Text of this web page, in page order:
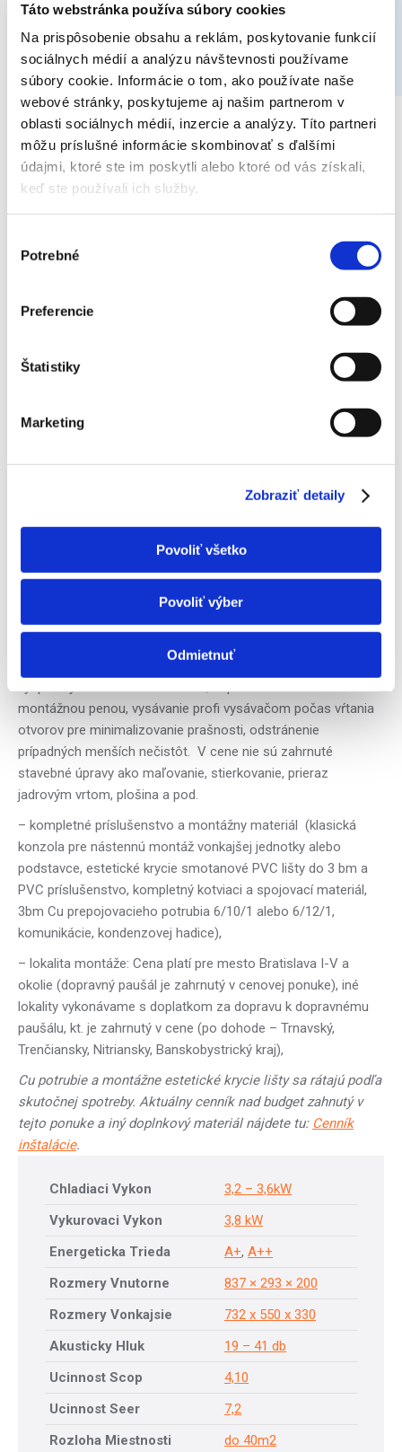
Táto webstránka používa súbory cookies
Na prispôsobenie obsahu a reklám, poskytovanie funkcií
sociálnych médií a analýzu návštevnosti používame
súbory cookie. Informácie o tom, ako používate naše
webové stránky, poskytujeme aj našim partnerom v
oblasti sociálnych médií, inzercie a analýzy. Títo partneri
môžu príslušné informácie skombinovať s ďalšími
údajmi, ktoré ste im poskytli alebo ktoré od vás získali,
keď ste používali ich služby.
súhlasu
Potrebné
Preferencie
Štatistiky
Marketing
Zobraziť detaily
Povoliť všetko
Povoliť výber
Odmietnuť
Jednotka umožňuje samostatný režim odvlhčovania
vzduchu v miestnosti pre maximálny pocit pohodlia (napr.
pri častom sušení prádla v bytoch). Vlhkosť v miestnosti
sa zníži bez vplyvu na vnútornú teplotu v miestnosti.
Ďalšie doplnkové funkcie:
Záručná doba 3 roky (s možnosťou predĺženia)
Nastaviteľný rozsah ohrevu 8-30 °C
Vyhrievaný rám vonkajšej jednotky
Časovač, autoreštart a autodiagnostika
Dálkový ovladač YAA1FB18 (WiFi)
zariadenia a materiálu vrátane elektrického dopojenia na
najbližšiu elektrickú zásuvku – 1x štandardný prieraz do steny
(vrátane vákuovania, tlakovej skúšky, spustenia zariadenia do
prevádzky, skúšky funkčnosti, zaučenia základnej obsluhy,
montážneho/záručného listu). Samozrejmosťou sú drobné
montážnou penou, vysávanie profi vysávačom počas vŕtania
otvorov pre minimalizovanie prašnosti, odstránenie
prípadných menších nečistôt. V cene nie sú zahrnuté
stavebné úpravy ako maľovanie, stierkovanie, prieraz
jadrovým vrtom, plošina a pod.
– kompletné príslušenstvo a montážny materiál (klasická
konzola pre nástennú montáž vonkajšej jednotky alebo
podstavce, estetické krycie smotanové PVC lišty do 3 bm a
PVC príslušenstvo, kompletný kotviaci a spojovací materiál,
3bm Cu prepojovacieho potrubia 6/10/1 alebo 6/12/1,
komunikácie, kondenzovej hadice),
– lokalita montáže: Cena platí pre mesto Bratislava I-V a
okolie (dopravný paušál je zahrnutý v cenovej ponuke), iné
lokality vykonávame s doplatkom za dopravu k dopravnému
paušálu, kt. je zahrnutý v cene (po dohode – Trnavský,
Trenčiansky, Nitriansky, Banskobystrický kraj),
Cu potrubie a montážne estetické krycie lišty sa rátajú podľa
skutočnej spotreby. Aktuálny cenník nad budget zahnutý v
tejto ponuke a iný doplnkový materiál nájdete tu: Cenník
inštalácie.
Chladiaci Vykon
3,2 – 3,6kW
Vykurovaci Vykon
3,8 kW
Energeticka Trieda
A+, A++
Rozmery Vnutorne
837 × 293 × 200
Rozmery Vonkajsie
732 x 550 x 330
Akusticky Hluk
19 – 41 db
Ucinnost Scop
4,10
Ucinnost Seer
7,2
Rozloha Miestnosti
do 40m2